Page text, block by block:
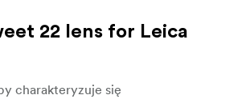
22 lens for Leica
charakteryzuje się